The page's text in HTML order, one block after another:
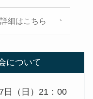
細はこちら
について
日（日）21：00